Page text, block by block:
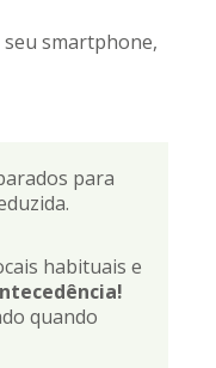
seu smartphone,
para
habituais e
quando